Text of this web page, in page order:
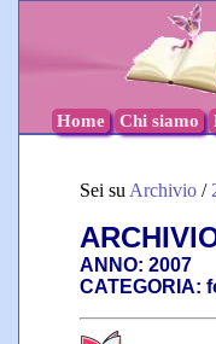
Home Chi siamo
Sei su Archivio /
ANNO: 2007
CATEGORIA: